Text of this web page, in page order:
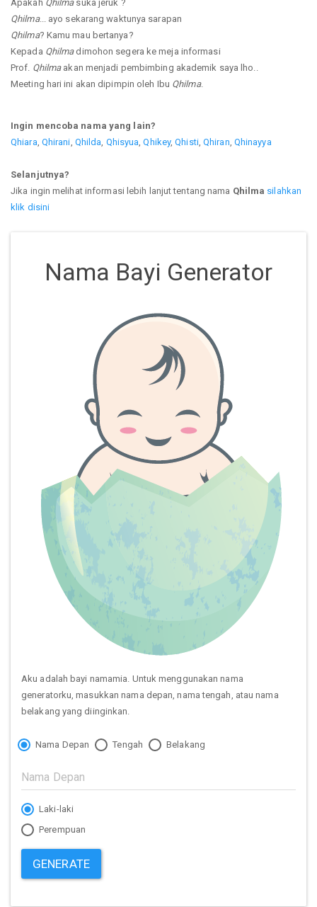
Apakah Qhilmasuka jeruk ?
Qhilma... ayo sekarang waktunya sarapan
Qhilma? Kamu mau bertanya?
Kepada Qhilmadimohon segera ke meja informasi
Prof. Qhilmaakan menjadi pembimbing akademik saya lho..
Meeting hari ini akan dipimpin oleh Ibu Qhilma.
Ingin mencoba nama yang lain?
Qhiara Qhirani Qhilda Qhisyua ,Qhikey,Qhisti,Qhiran Qhinayya
Selanjutnya?
Jika ingin melihat informasi lebih lanjut tentang nama Qhilma silahkan
klik disini
Nama Bayi Generator
Aku adalah bayi namamia. Untuk menggunakan nama
generatorku, masukkan nama depan, nama tengah, atau nama
belakang yang diinginkan.
Nama Depan Tengah Belakang
Laki-laki
Perempuan
GENERATE